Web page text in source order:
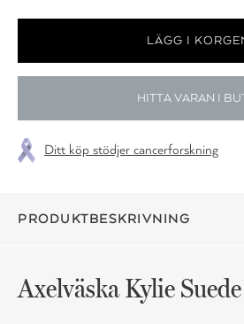
HITTA VARAN I
Ditt köp stödjer cancerforskning
PRODUKTBESKRIVNING
Axelväska Kylie